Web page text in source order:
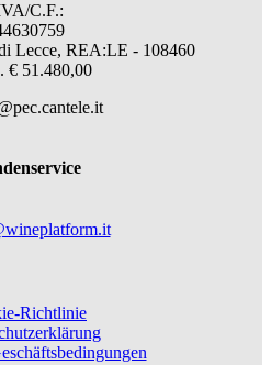
C.F.:
Lecce, REA:LE - 108460
€ 51.480,00
Richtlinie